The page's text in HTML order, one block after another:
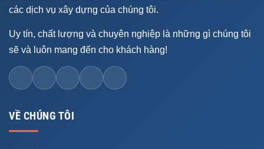
các dịch vụ xây dựng của chúng tôi.
Uy tín, chất lượng và chuyên nghiệp là những gì chúng tôi
sẽ và luôn mang đến cho khách hàng!
VỀ CHÚNG TÔI